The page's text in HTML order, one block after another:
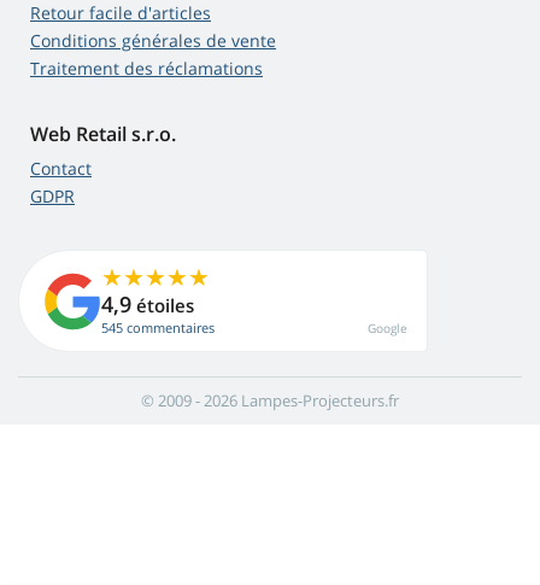
Retour facile d'articles
Conditions générales de vente
Traitement des réclamations
Web Retail s.r.o.
Contact
GDPR
4,9 étoiles
545 commentaires Google
© 2009 - 2026 Lampes-Projecteurs.fr